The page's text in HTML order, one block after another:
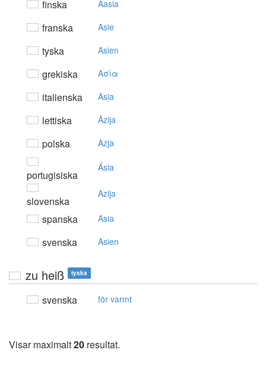
finska Aasia
franska Asie
tyska Asien
grekiska Aσία
italienska Asia
lettiska Āzija
polska Azja
portugisiska
Ásia
slovenska
Azija
spanska Asia
svenska Asien
zu heiß tyska
svenska för varmt
Visar maximalt20 resultat.